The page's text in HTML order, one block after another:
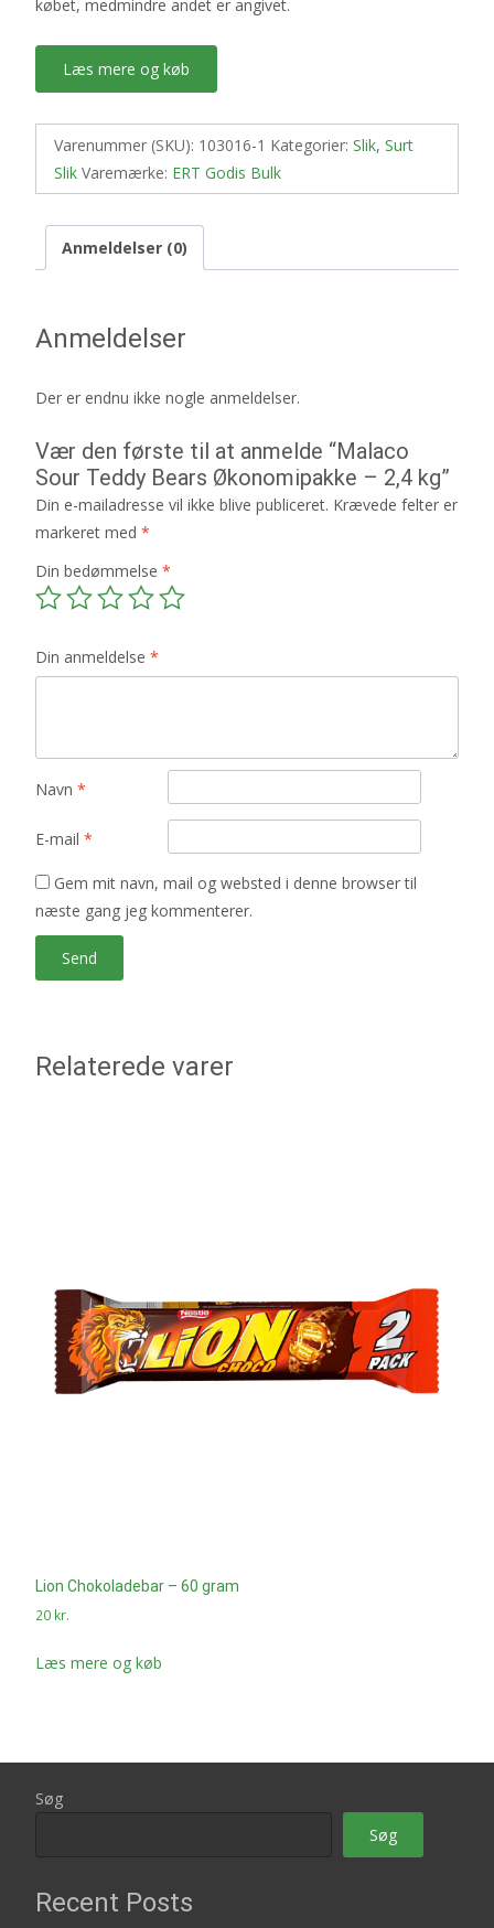
købet, medmindre andet er angivet.
Læs mere og køb
Varenummer (SKU): 103016-1 Kategorier: Slik, Surt
Slik Varemærke: ERT Godis Bulk
Anmeldelser (0)
Anmeldelser
Der er endnu ikke nogle anmeldelser.
Vær den første til at anmelde “Malaco
Sour Teddy Bears Økonomipakke – 2,4 kg”
Din e-mailadresse vil ikke blive publiceret. Krævede felter er
markeret med *
Din bedømmelse *
Din anmeldelse *
Navn *
E-mail *
Gem mit navn, mail og websted i denne browser til
næste gang jeg kommenterer.
Relaterede varer
Lion Chokoladebar – 60 gram
20 kr.
Læs mere og køb
Søg
Søg
Recent Posts